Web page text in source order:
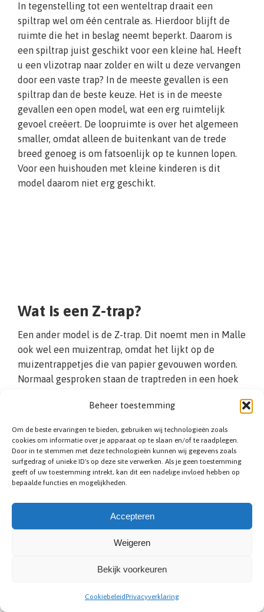
Beheer toestemming
Om de beste ervaringen te bieden, gebruiken wij technologieën zoals
cookies om informatie over je apparaat op te slaan en/of te raadplegen.
Door in te stemmen met deze technologieën kunnen wij gegevens zoals
surfgedrag of unieke ID's op deze site verwerken. Als je geen toestemming
geeft of uw toestemming intrekt, kan dit een nadelige invloed hebben op
bepaalde functies en mogelijkheden.
Accepteren
Weigeren
Bekijk voorkeuren
CookiebeleidPrivacyverklaring
In tegenstelling tot een wenteltrap draait een
spiltrap wel om één centrale as. Hierdoor blijft de
ruimte die het in beslag neemt beperkt. Daarom is
een spiltrap juist geschikt voor een kleine hal. Heeft
u een vlizotrap naar zolder en wilt u deze vervangen
door een vaste trap? In de meeste gevallen is een
spiltrap dan de beste keuze. Het is in de meeste
gevallen een open model, wat een erg ruimtelijk
gevoel creëert. De loopruimte is over het algemeen
smaller, omdat alleen de buitenkant van de trede
breed genoeg is om fatsoenlijk op te kunnen lopen.
Voor een huishouden met kleine kinderen is dit
model daarom niet erg geschikt.
Wat is een Z-trap?
Een ander model is de Z-trap. Dit noemt men in Malle
ook wel een muizentrap, omdat het lijkt op de
muizentrappetjes die van papier gevouwen worden.
Normaal gesproken staan de traptreden in een hoek
schuin. Vanaf de zijkant gezien ziet dit eruit als een
niet over elkaar heen hangen. Bij een normale trap
kan het gebeuren dat uw voet hier achter blijft
haken, maar bij een Z-model is dit risico niet
aanwezig. Daarom is het vooral geschikt voor